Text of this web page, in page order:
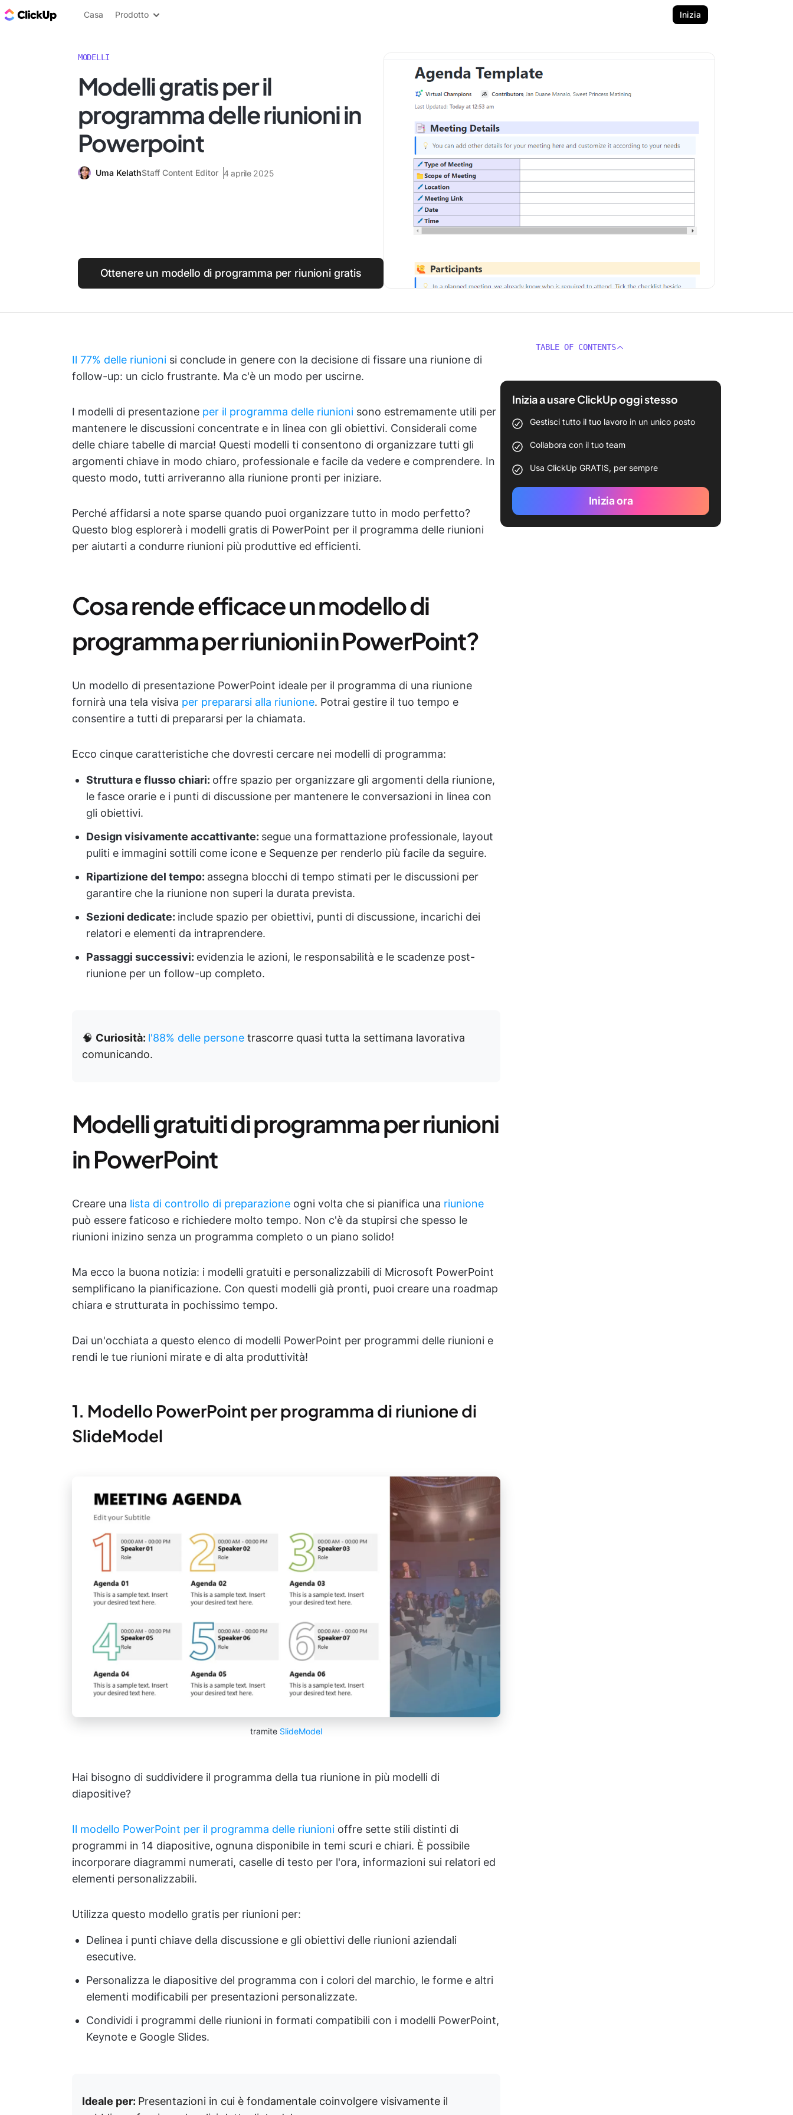
Blog di ClickUp
Casa Prodotto Inizia
MODELLI
Modelli gratis per il
programma delle riunioni in
Powerpoint
Uma KelathStaff Content Editor 4 aprile 2025
Ottenere un modello di programma per riunioni gratis
Il 77% delle riunioni si conclude in genere con la decisione di fissare una riunione di
follow-up: un ciclo frustrante. Ma c'è un modo per uscirne.
I modelli di presentazione per il programma delle riunioni sono estremamente utili per
mantenere le discussioni concentrate e in linea con gli obiettivi. Considerali come
delle chiare tabelle di marcia! Questi modelli ti consentono di organizzare tutti gli
argomenti chiave in modo chiaro, professionale e facile da vedere e comprendere. In
questo modo, tutti arriveranno alla riunione pronti per iniziare.
Perché affidarsi a note sparse quando puoi organizzare tutto in modo perfetto?
Questo blog esplorerà i modelli gratis di PowerPoint per il programma delle riunioni
per aiutarti a condurre riunioni più produttive ed efficienti.
Cosa rende efficace un modello di
programma per riunioni in PowerPoint?
Un modello di presentazione PowerPoint ideale per il programma di una riunione
fornirà una tela visiva per prepararsi alla riunione. Potrai gestire il tuo tempo e
consentire a tutti di prepararsi per la chiamata.
Ecco cinque caratteristiche che dovresti cercare nei modelli di programma:
Struttura e flusso chiari: offre spazio per organizzare gli argomenti della riunione,
le fasce orarie e i punti di discussione per mantenere le conversazioni in linea con
gli obiettivi.
Design visivamente accattivante: segue una formattazione professionale, layout
puliti e immagini sottili come icone e Sequenze per renderlo più facile da seguire.
Ripartizione del tempo: assegna blocchi di tempo stimati per le discussioni per
garantire che la riunione non superi la durata prevista.
Sezioni dedicate: include spazio per obiettivi, punti di discussione, incarichi dei
relatori e elementi da intraprendere.
Passaggi successivi: evidenzia le azioni, le responsabilità e le scadenze post-
riunione per un follow-up completo.
🧠 Curiosità: l'88% delle persone trascorre quasi tutta la settimana lavorativa
comunicando.
Modelli gratuiti di programma per riunioni
in PowerPoint
Creare una lista di controllo di preparazione ogni volta che si pianifica una riunione
può essere faticoso e richiedere molto tempo. Non c'è da stupirsi che spesso le
riunioni inizino senza un programma completo o un piano solido!
Ma ecco la buona notizia: i modelli gratuiti e personalizzabili di Microsoft PowerPoint
semplificano la pianificazione. Con questi modelli già pronti, puoi creare una roadmap
chiara e strutturata in pochissimo tempo.
Dai un'occhiata a questo elenco di modelli PowerPoint per programmi delle riunioni e
rendi le tue riunioni mirate e di alta produttività!
1. Modello PowerPoint per programma di riunione di
SlideModel
tramite SlideModel
Hai bisogno di suddividere il programma della tua riunione in più modelli di
diapositive?
Il modello PowerPoint per il programma delle riunioni offre sette stili distinti di
programmi in 14 diapositive, ognuna disponibile in temi scuri e chiari. È possibile
incorporare diagrammi numerati, caselle di testo per l'ora, informazioni sui relatori ed
elementi personalizzabili.
Utilizza questo modello gratis per riunioni per:
Delinea i punti chiave della discussione e gli obiettivi delle riunioni aziendali
esecutive.
Personalizza le diapositive del programma con i colori del marchio, le forme e altri
elementi modificabili per presentazioni personalizzate.
Condividi i programmi delle riunioni in formati compatibili con i modelli PowerPoint,
Keynote e Google Slides.
Ideale per: Presentazioni in cui è fondamentale coinvolgere visivamente il
TABLE OF CONTENTS
Inizia a usare ClickUp oggi stesso
Gestisci tutto il tuo lavoro in un unico posto
Collabora con il tuo team
Usa ClickUp GRATIS, per sempre
Inizia ora